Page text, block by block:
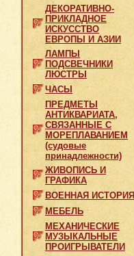
ДЕКОРАТИВНО-
ПРИКЛАДНОЕ
ИСКУССТВО
ЕВРОПЫ И АЗИИ
ЛАМПЫ
ПОДСВЕЧНИКИ
ЛЮСТРЫ
ЧАСЫ
ПРЕДМЕТЫ
АНТИКВАРИАТА,
СВЯЗАННЫЕ С
МОРЕПЛАВАНИЕМ
(судовые
принадлежности)
ЖИВОПИСЬ И
ГРАФИКА
ВОЕННАЯ ИСТОРИЯ
МЕБЕЛЬ
МЕХАНИЧЕСКИЕ
МУЗЫКАЛЬНЫЕ
ПРОИГРЫВАТЕЛИ